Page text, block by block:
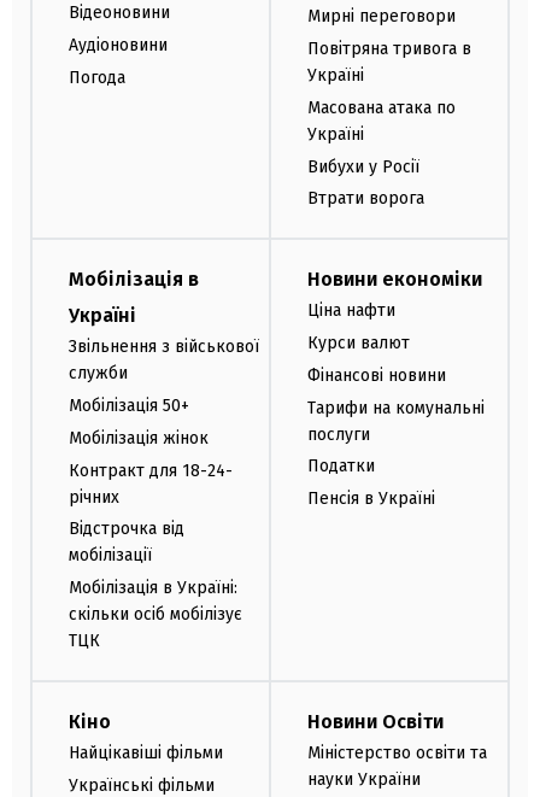
Відеоновини
Аудіоновини
Погода
Мирні переговори
Повітряна тривога в
Україні
Масована атака по
Україні
Вибухи у Росії
Втрати ворога
Мобілізація в
Україні
Звільнення з військової
служби
Мобілізація 50+
Мобілізація жінок
Контракт для 18-24-
річних
Відстрочка від
мобілізації
Мобілізація в Україні:
скільки осіб мобілізує
ТЦК
Новини економіки
Ціна нафти
Курси валют
Фінансові новини
Тарифи на комунальні
послуги
Податки
Пенсія в Україні
Кіно
Найцікавіші фільми
Українські фільми
Новини Освіти
Міністерство освіти та
науки України